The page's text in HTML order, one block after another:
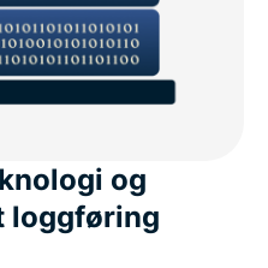
og
loggføring